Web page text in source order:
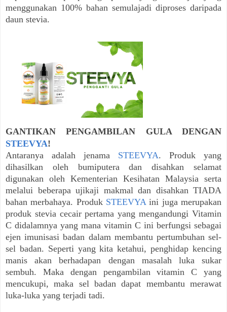
menggunakan 100% bahan semulajadi diproses daripada
daun stevia.
GANTIKAN PENGAMBILAN GULA DENGAN
STEEVYA!
Antaranya adalah jenama STEEVYA. Produk yang
dihasilkan oleh bumiputera dan disahkan selamat
digunakan oleh Kementerian Kesihatan Malaysia serta
melalui beberapa ujikaji makmal dan disahkan TIADA
bahan merbahaya. Produk STEEVYA ini juga merupakan
produk stevia cecair pertama yang mengandungi Vitamin
C didalamnya yang mana vitamin C ini berfungsi sebagai
ejen imunisasi badan dalam membantu pertumbuhan sel-
sel badan. Seperti yang kita ketahui, penghidap kencing
manis akan berhadapan dengan masalah luka sukar
sembuh. Maka dengan pengambilan vitamin C yang
mencukupi, maka sel badan dapat membantu merawat
luka-luka yang terjadi tadi.